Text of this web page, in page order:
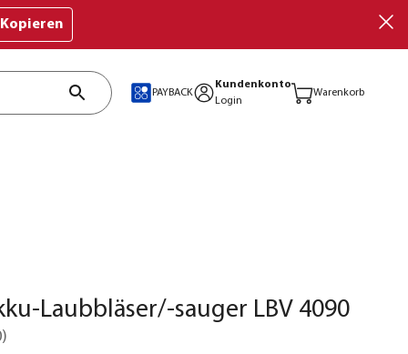
Kopieren
PAYBACK
Kundenkonto
Login
Warenkorb
Laubbläser/-sauger LBV 4090
)